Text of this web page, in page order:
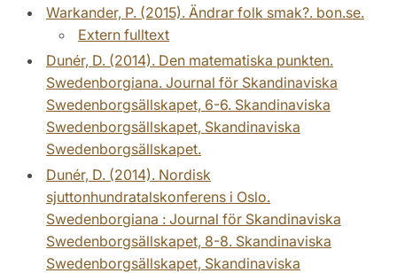
Warkander, P. (2015). Ändrar folk smak?. bon.se.
Extern fulltext
Dunér, D. (2014). Den matematiska punkten.
Swedenborgiana. Journal för Skandinaviska
Swedenborgsällskapet, 6-6. Skandinaviska
Swedenborgsällskapet, Skandinaviska
Swedenborgsällskapet.
Dunér, D. (2014). Nordisk
sjuttonhundratalskonferens i Oslo.
Swedenborgiana : Journal för Skandinaviska
Swedenborgsällskapet, 8-8. Skandinaviska
Swedenborgsällskapet, Skandinaviska